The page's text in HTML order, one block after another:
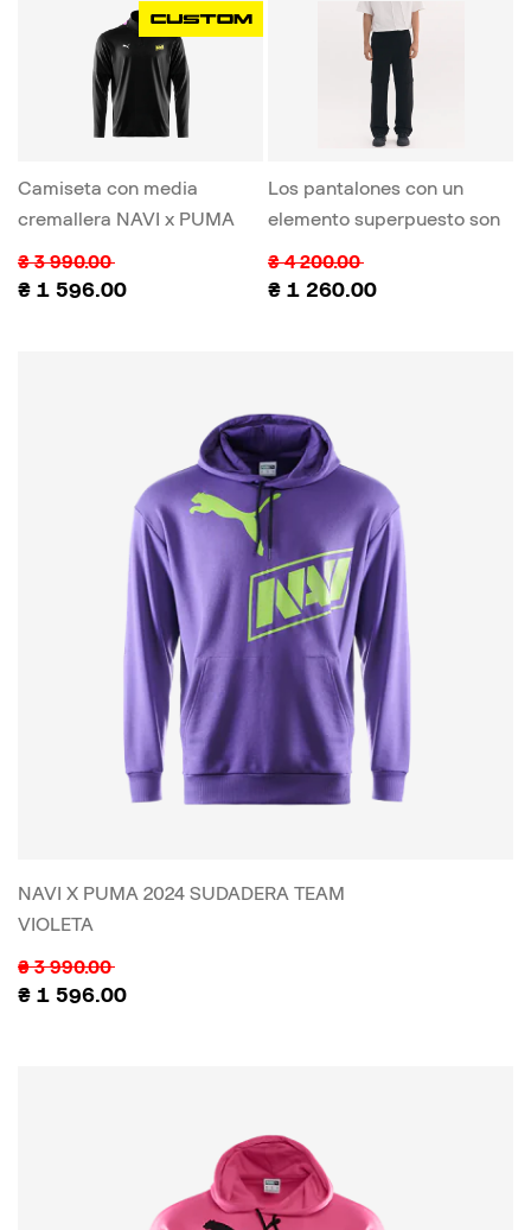
Camiseta con media
cremallera NAVI x PUMA
₴ 3 990.00
₴ 1 596.00
Los pantalones con un
elemento superpuesto son
₴ 4 200.00
₴ 1 260.00
NAVI X PUMA 2024 SUDADERA TEAM
VIOLETA
₴ 3 990.00
₴ 1 596.00